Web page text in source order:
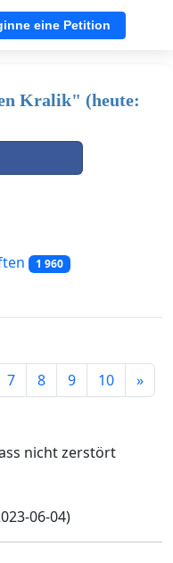
eine Petition
Kralik" (heute:
1 960
7 8 9 10 »
nicht zerstört
06-04)